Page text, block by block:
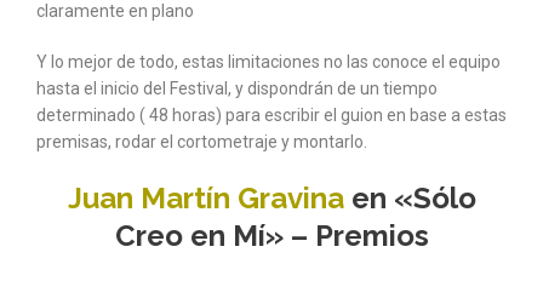
claramente en plano
Y lo mejor de todo, estas limitaciones no las conoce el equipo
hasta el inicio del Festival, y dispondrán de un tiempo
determinado ( 48 horas) para escribir el guion en base a estas
premisas, rodar el cortometraje y montarlo.
Juan Martín Gravinaen «Sólo
Creo en Mí» – Premios